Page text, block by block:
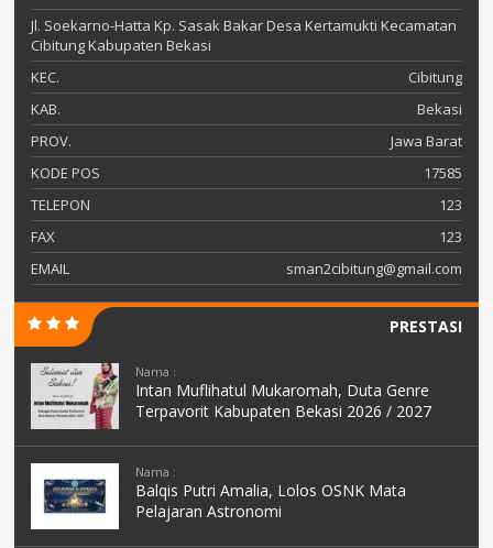
Jl. Soekarno-Hatta Kp. Sasak Bakar Desa Kertamukti Kecamatan
Cibitung Kabupaten Bekasi
KEC.
Cibitung
KAB.
Bekasi
PROV.
Jawa Barat
KODE POS
17585
TELEPON
123
FAX
123
EMAIL
sman2cibitung@gmail.com
PRESTASI
Nama :
Intan Muflihatul Mukaromah, Duta Genre
Terpavorit Kabupaten Bekasi 2026 / 2027
Nama :
Balqis Putri Amalia, Lolos OSNK Mata
Pelajaran Astronomi